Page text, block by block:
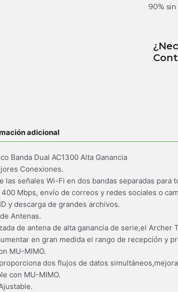
90%
adicional
Banda Dual AC1300 Alta Ganancia
Conexiones.
las señales Wi-Fi en dos bandas separadas
Mbps, envío de correos y redes sociales o
y descarga de grandes archivos.
Antenas.
de antena de alta ganancia de serie,el
en gran medida el rango de recepción y
MU-MIMO.
dos flujos de datos
con MU-MIMO.